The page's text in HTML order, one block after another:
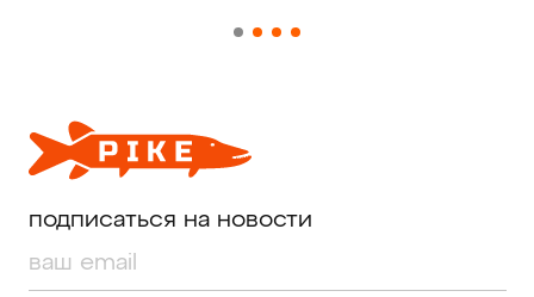
подписаться на новости